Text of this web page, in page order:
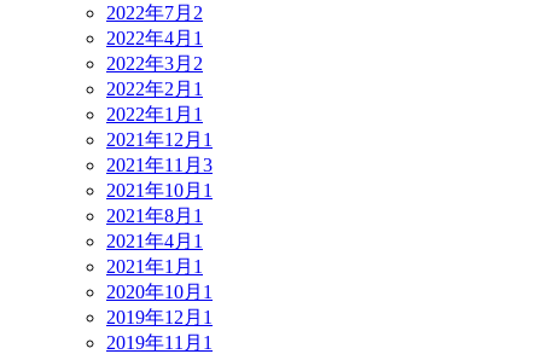
2022年7月 2
2022年4月 1
2022年3月 2
2022年2月 1
2022年1月 1
2021年12月 1
2021年11月 3
2021年10月 1
2021年8月 1
2021年4月 1
2021年1月 1
2020年10月 1
2019年12月 1
2019年11月 1